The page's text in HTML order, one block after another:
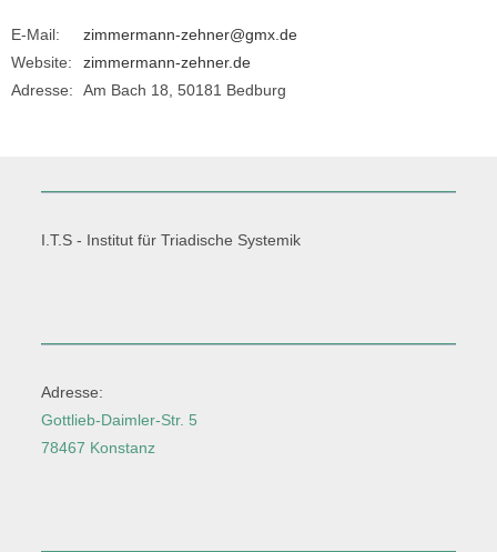
E-Mail:
zimmermann-zehner@gmx.de
Website:
zimmermann-zehner.de
Adresse:
Am Bach 18, 50181 Bedburg
I.T.S - Institut für Triadische Systemik
Adresse:
Gottlieb-Daimler-Str. 5
78467 Konstanz